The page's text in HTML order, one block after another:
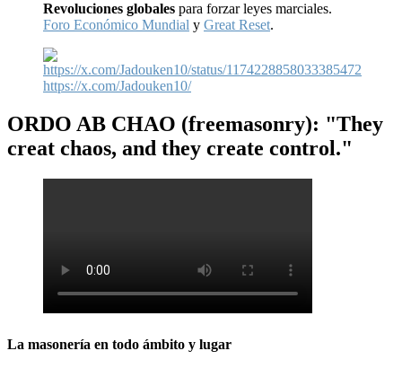
Revoluciones globales para forzar leyes marciales.
Foro Económico Mundial y Great Reset.
https://x.com/Jadouken10/
ORDO AB CHAO (freemasonry): "They
creat chaos, and they create control."
La masonería en todo ámbito y lugar